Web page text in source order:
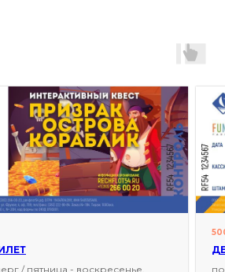
/ пятница - воскресенье,